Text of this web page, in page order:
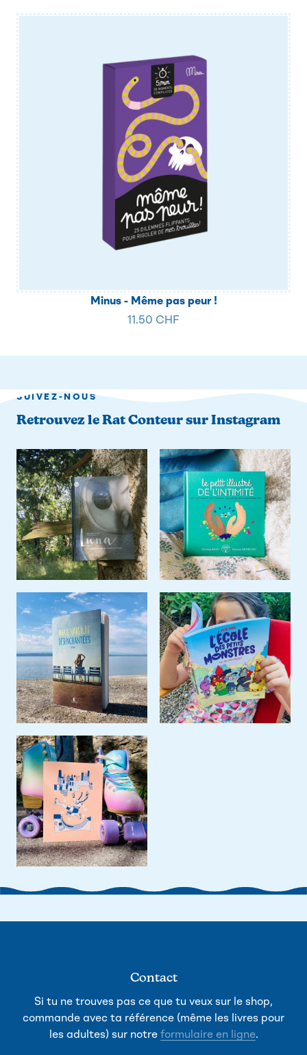
Minus - Même pas peur !
11.50 CHF
SUIVEZ-NOUS
Retrouvez le Rat Conteur sur Instagram
Contact
Si tu ne trouves pas ce que tu veux sur le shop,
commande avec ta référence (même les livres pour
les adultes) sur notre formulaire en ligne.